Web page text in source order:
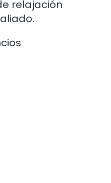
relajación